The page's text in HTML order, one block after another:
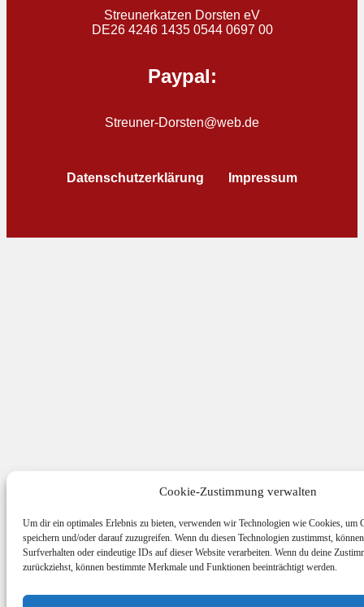
Cookie-Zustimmung verwalten
Um dir ein optimales Erlebnis zu bieten, verwenden wir Technologien wie Cookies, um
speichern und/oder darauf zuzugreifen. Wenn du diesen Technologien zustimmst,
Surfverhalten oder eindeutige IDs auf dieser Website verarbeiten. Wenn du deine
zurückziehst, können bestimmte Merkmale und Funktionen beeinträchtigt werden.
Streunerkatzen Dorsten eV
DE26 4246 1435 0544 0697 00
Paypal:
Streuner-Dorsten@web.de
Datenschutzerklärung Impressum